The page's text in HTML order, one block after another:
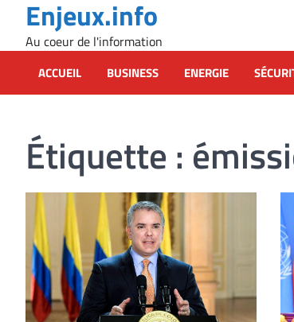
content
Enjeux.info
Au coeur de l'information
ACCUEIL BUSINESS ENERGIE
Étiquette :